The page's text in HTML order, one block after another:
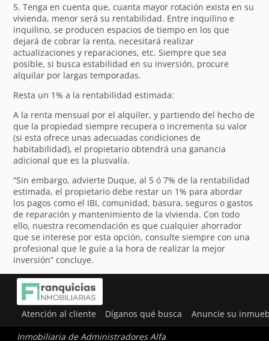
5. Tenga en cuenta que, cuanta mayor rotación exista en su
vivienda, menor será su rentabilidad. Entre inquilino e
inquilino, se producen espacios de tiempo en los que
dejará de cobrar la renta, necesitará realizar
actualizaciones y reparaciones, etc. Siempre que sea
posible, si busca estabilidad en su inversión, procure
alquilar por largas temporadas.
Resta un 1% a la rentabilidad estimada:
A la renta mensual por el alquiler, y partiendo del hecho de
que la propiedad siempre recupera o incrementa su valor
(si esta ofrece unas adecuadas condiciones de
habitabilidad), el propietario obtendrá una ganancia
adicional que es la plusvalía.
“Sin embargo, advierte Duque, al 5 ó 7% de la rentabilidad
estimada, el propietario debe restar un 1% para abordar
los pagos como el IBI, comunidad, basura, seguros o gastos
de reparación y mantenimiento de la vivienda. Con todo
ello, nuestra recomendación es que cualquier ahorrador
que se interese por esta opción, consulte siempre con una
profesional que le guíe a la hora de realizar la mejor
inversión” concluye.
Atención al cliente Díganos qué busca Anuncie su
Inmobiliaria de Administradores Alfa